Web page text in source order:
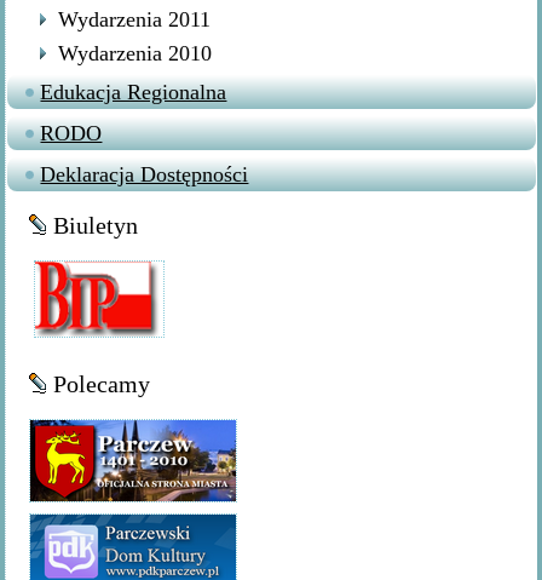
Wydarzenia 2011
Wydarzenia 2010
Edukacja Regionalna
RODO
Deklaracja Dostępności
Biuletyn
Polecamy